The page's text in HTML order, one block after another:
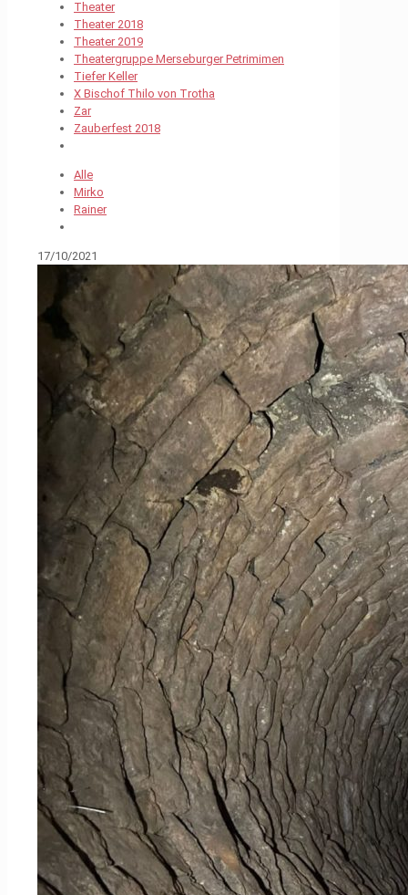
Theater
Theater 2018
Theater 2019
Theatergruppe Merseburger Petrimimen
Tiefer Keller
X Bischof Thilo von Trotha
Zar
Zauberfest 2018
Alle
Mirko
Rainer
17/10/2021